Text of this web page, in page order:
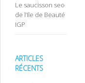
Le saucisson sec
de l’Ile de Beauté
IGP
ARTICLES
RÉCENTS